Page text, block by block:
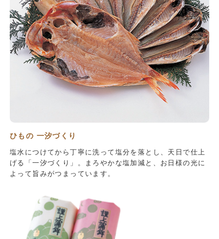
ひもの 一汐づくり
塩水につけてから丁寧に洗って塩分を落とし、天日で仕上
げる「一汐づくり」。まろやかな塩加減と、お日様の光に
よって旨みがつまっています。